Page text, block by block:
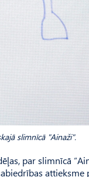
slimnīcā "Ainaži".
par slimnīcā
attieksme